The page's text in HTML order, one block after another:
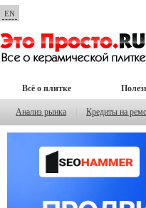
EN
Всё о плитке
Анализ рынка Кредиты на